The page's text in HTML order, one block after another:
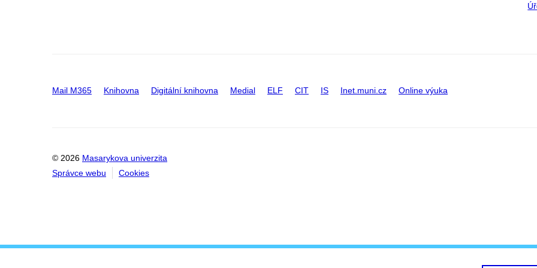
Mail M365 Knihovna Digitální knihovna Medial ELF CIT IS Inet.muni.cz Online výuka
© 2026 Masarykova univerzita
Správce webu
Cookies